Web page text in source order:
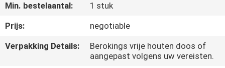
CONTACTEER
ONS
Min. bestelaantal:
1 stuk
Prijs:
negotiable
Verpakking Details:
Berokings vrije houten doos of
aangepast volgens uw vereisten.